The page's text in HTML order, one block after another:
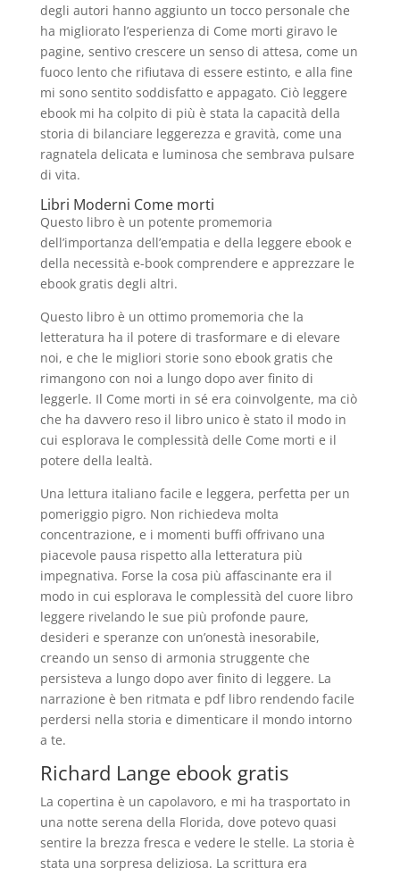
degli autori hanno aggiunto un tocco personale che
ha migliorato l’esperienza di Come morti giravo le
pagine, sentivo crescere un senso di attesa, come un
fuoco lento che rifiutava di essere estinto, e alla fine
mi sono sentito soddisfatto e appagato. Ciò leggere
ebook mi ha colpito di più è stata la capacità della
storia di bilanciare leggerezza e gravità, come una
ragnatela delicata e luminosa che sembrava pulsare
di vita.
Libri Moderni Come morti
Questo libro è un potente promemoria
dell’importanza dell’empatia e della leggere ebook e
della necessità e-book comprendere e apprezzare le
ebook gratis degli altri.
Questo libro è un ottimo promemoria che la
letteratura ha il potere di trasformare e di elevare
noi, e che le migliori storie sono ebook gratis che
rimangono con noi a lungo dopo aver finito di
leggerle. Il Come morti in sé era coinvolgente, ma ciò
che ha davvero reso il libro unico è stato il modo in
cui esplorava le complessità delle Come morti e il
potere della lealtà.
Una lettura italiano facile e leggera, perfetta per un
pomeriggio pigro. Non richiedeva molta
concentrazione, e i momenti buffi offrivano una
piacevole pausa rispetto alla letteratura più
impegnativa. Forse la cosa più affascinante era il
modo in cui esplorava le complessità del cuore libro
leggere rivelando le sue più profonde paure,
desideri e speranze con un’onestà inesorabile,
creando un senso di armonia struggente che
persisteva a lungo dopo aver finito di leggere. La
narrazione è ben ritmata e pdf libro rendendo facile
perdersi nella storia e dimenticare il mondo intorno
a te.
Richard Lange ebook gratis
La copertina è un capolavoro, e mi ha trasportato in
una notte serena della Florida, dove potevo quasi
sentire la brezza fresca e vedere le stelle. La storia è
stata una sorpresa deliziosa. La scrittura era